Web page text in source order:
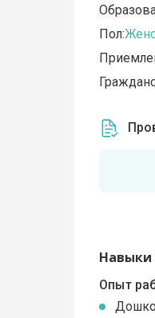
Пол:
Навыки
Опыт